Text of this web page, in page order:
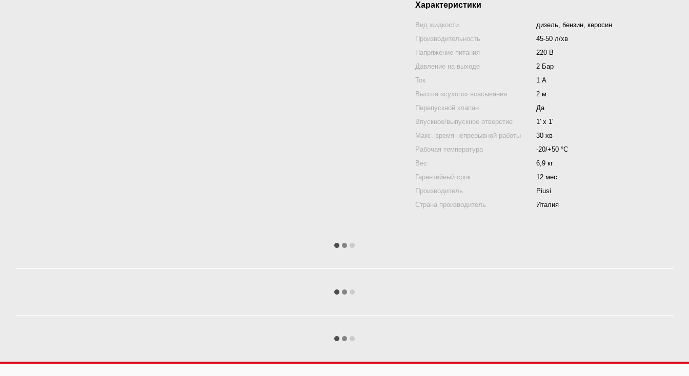
Характеристики
Вид жидкости
дизель, бензин, керосин
Производительность
45-50 л/хв
Напряжение питания
220 В
Давление на выходе
2 Бар
Ток
1 А
Высота «сухого» всасывания
2 м
Перепускной клапан
Да
Впускное/выпускное отверстие
1' x 1'
Макс. время непрерывной работы
30 хв
Рабочая температура
-20/+50 °С
Вес
6,9 кг
Гарантийный срок
12 мес
Производитель
Piusi
Страна производитель
Италия